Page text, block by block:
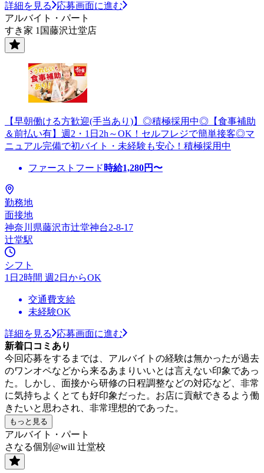
詳細を見る
応募画面に進む
アルバイト・パート
すき家 1国藤沢辻堂店
【早朝働ける方歓迎(手当あり)】◎積極採用中◎【食事補助
＆前払い有】週2・1日2h～OK！セルフレジで簡単接客◎マ
ニュアル完備で初バイト・未経験も安心！積極採用中
ファーストフード 時給1,280円〜
勤務地
面接地
神奈川県藤沢市辻堂神台2-8-17
辻堂駅
シフト
1日2時間 週2日からOK
交通費支給
未経験OK
詳細を見る
応募画面に進む
新着口コミあり
今回応募をするまでは、アルバイトの経験は無かったが過去
のワンオペなどから来るあまりいいとは言えない印象であっ
た。しかし、面接から研修の日程調整などの対応など、非常
に気持ちよくとても好印象だった。お店に貢献できるよう働
きたいと思わされ、非常理想的であった。
もっと見る
アルバイト・パート
さなる個別@will 辻堂校